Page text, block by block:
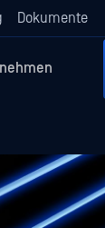
Dokumente